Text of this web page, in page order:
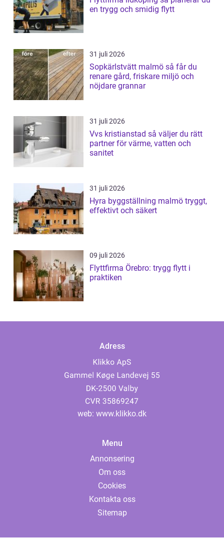
en trygg och smidig flytt
31 juli 2026
Sopkärlstvätt malmö så får du
renare gård, friskare miljö och
nöjdare grannar
31 juli 2026
Vvs kristianstad så väljer du rätt
partner för värme, vatten och
sanitet
31 juli 2026
Hyra byggställning malmö tryggt,
effektivt och säkert
09 juli 2026
Flyttfirma Örebro: trygg flytt i
praktiken
Adress
web: www.klikko.dk
Menu
Annonsering
Om oss
Cookies
Kontakta oss
Sitemap